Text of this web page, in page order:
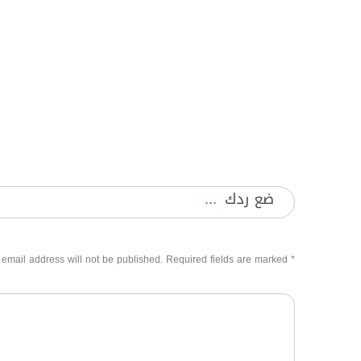
ضع ردك
address will not be published. Required fields are marked *